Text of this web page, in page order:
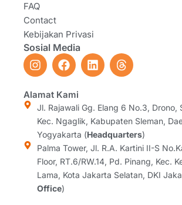
FAQ
Contact
Kebijakan Privasi
Sosial Media
I
n
t
a
g
r
a
m
F
a
e
b
o
o
k
L
i
e
d
i
n
T
h
a
d
s
Alamat Kami
Jl. Rajawali Gg. Elang 6 No.3, Drono,
Kec. Ngaglik, Kabupaten Sleman,
Yogyakarta (Headquarters)
Palma Tower, Jl. R.A. Kartini II-S
Floor, RT.6/RW.14, Pd. Pinang, Kec.
Lama, Kota Jakarta Selatan, DKI
Office)